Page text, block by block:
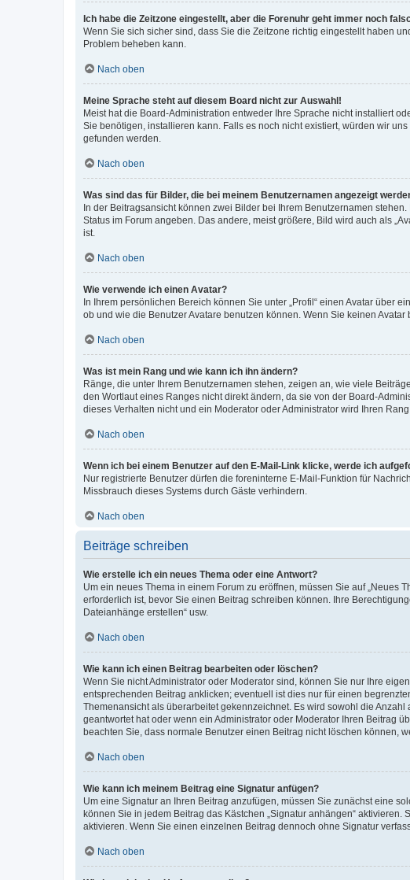
Ich habe die Zeitzone eingestellt, aber die Forenuhr geht immer noch
Wenn Sie sich sicher sind, dass Sie die Zeitzone richtig eingestellt haben
Problem beheben kann.
Nach oben
Meine Sprache steht auf diesem Board nicht zur Auswahl!
Meist hat die Board-Administration entweder Ihre Sprache nicht installiert
Sie benötigen, installieren kann. Falls es noch nicht existiert, würden wir
gefunden werden.
Nach oben
Was sind das für Bilder, die bei meinem Benutzernamen angezeigt
In der Beitragsansicht können zwei Bilder bei Ihrem Benutzernamen
Status im Forum angeben. Das andere, meist größere, Bild wird auch als
ist.
Nach oben
Wie verwende ich einen Avatar?
In Ihrem persönlichen Bereich können Sie unter „Profil“ einen Avatar über
ob und wie die Benutzer Avatare benutzen können. Wenn Sie keinen
Nach oben
Was ist mein Rang und wie kann ich ihn ändern?
Ränge, die unter Ihrem Benutzernamen stehen, zeigen an, wie viele
den Wortlaut eines Ranges nicht direkt ändern, da sie von der Board-
dieses Verhalten nicht und ein Moderator oder Administrator wird Ihren
Nach oben
Wenn ich bei einem Benutzer auf den E-Mail-Link klicke, werde ich
Nur registrierte Benutzer dürfen die foreninterne E-Mail-Funktion für
Missbrauch dieses Systems durch Gäste verhindern.
Nach oben
Beiträge schreiben
Wie erstelle ich ein neues Thema oder eine Antwort?
Um ein neues Thema in einem Forum zu eröffnen, müssen Sie auf „Neues
erforderlich ist, bevor Sie einen Beitrag schreiben können. Ihre
Dateianhänge erstellen“ usw.
Nach oben
Wie kann ich einen Beitrag bearbeiten oder löschen?
Wenn Sie nicht Administrator oder Moderator sind, können Sie nur Ihre
entsprechenden Beitrag anklicken; eventuell ist dies nur für einen
Themenansicht als überarbeitet gekennzeichnet. Es wird sowohl die
geantwortet hat oder wenn ein Administrator oder Moderator Ihren Beitrag
beachten Sie, dass normale Benutzer einen Beitrag nicht löschen können,
Nach oben
Wie kann ich meinem Beitrag eine Signatur anfügen?
Um eine Signatur an Ihren Beitrag anzufügen, müssen Sie zunächst eine
können Sie in jedem Beitrag das Kästchen „Signatur anhängen“
aktivieren. Wenn Sie einen einzelnen Beitrag dennoch ohne Signatur
Nach oben